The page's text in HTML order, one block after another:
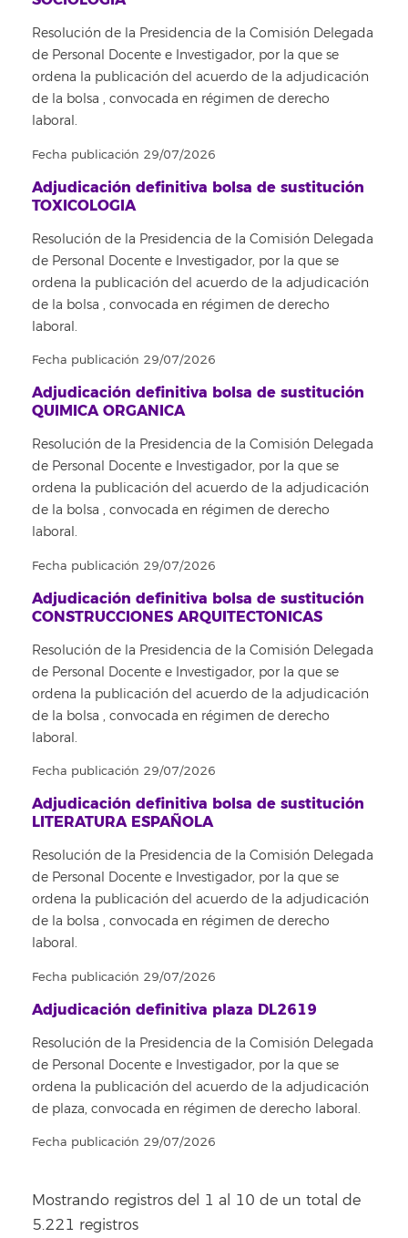
Resolución de la Presidencia de la Comisión Delegada
de Personal Docente e Investigador, por la que se
ordena la publicación del acuerdo de la adjudicación
de la bolsa , convocada en régimen de derecho
laboral.
Fecha publicación 29/07/2026
Adjudicación definitiva bolsa de sustitución
TOXICOLOGIA
Resolución de la Presidencia de la Comisión Delegada
de Personal Docente e Investigador, por la que se
ordena la publicación del acuerdo de la adjudicación
de la bolsa , convocada en régimen de derecho
laboral.
Fecha publicación 29/07/2026
Adjudicación definitiva bolsa de sustitución
QUIMICA ORGANICA
Resolución de la Presidencia de la Comisión Delegada
de Personal Docente e Investigador, por la que se
ordena la publicación del acuerdo de la adjudicación
de la bolsa , convocada en régimen de derecho
laboral.
Fecha publicación 29/07/2026
Adjudicación definitiva bolsa de sustitución
CONSTRUCCIONES ARQUITECTONICAS
Resolución de la Presidencia de la Comisión Delegada
de Personal Docente e Investigador, por la que se
ordena la publicación del acuerdo de la adjudicación
de la bolsa , convocada en régimen de derecho
laboral.
Fecha publicación 29/07/2026
Adjudicación definitiva bolsa de sustitución
LITERATURA ESPAÑOLA
Resolución de la Presidencia de la Comisión Delegada
de Personal Docente e Investigador, por la que se
ordena la publicación del acuerdo de la adjudicación
de la bolsa , convocada en régimen de derecho
laboral.
Fecha publicación 29/07/2026
Adjudicación definitiva plaza DL2619
Resolución de la Presidencia de la Comisión Delegada
de Personal Docente e Investigador, por la que se
ordena la publicación del acuerdo de la adjudicación
de plaza, convocada en régimen de derecho laboral.
Fecha publicación 29/07/2026
Mostrando registros del 1 al 10 de un total de
5.221 registros